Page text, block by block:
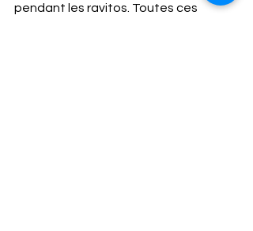
pendant les ravitos. Toutes ces